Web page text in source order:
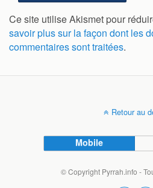
Ce site utilise Akismet pour
savoir plus sur la façon dont les
commentaires sont traitées.
Retour au
Mobile
© Copyright Pyrrah.info -